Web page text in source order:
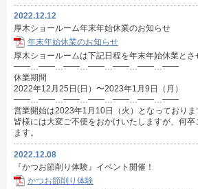
2022.12.12
厚木ショールーム年末年始休業のお知らせ
年末年始休業のお知らせ
厚木ショールームは下記日程を年末年始休業とさ
━━…━━…━━…━━…━━…━━…━━
休業期間
2022年12月25日(日）〜2023年1月9日（月）
━━…━━…━━…━━…━━…━━…━━
営業開始は2023年1月10日（火）となっておりま
皆様には大変ご不便をおかけいたしますが、何
ます。
2022.12.08
『かつお節削り体験』イベント開催！
かつお節削り体験